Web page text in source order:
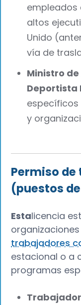
empleados
altos
Unido
vía de
Ministro
Deportista
específicos
y
Permiso
(puestos
‍Estalicencia
trabajadores
estacional o a
programas